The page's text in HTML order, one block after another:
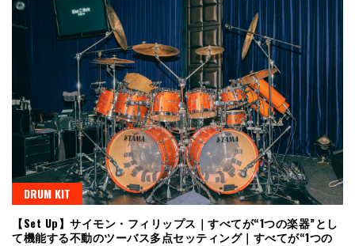
DRUM KIT
【Set Up】サイモン・フィリップス｜すべてが“1つの楽器”とし
て機能する不動のツーバス多点セッティング｜すべてが“1つの